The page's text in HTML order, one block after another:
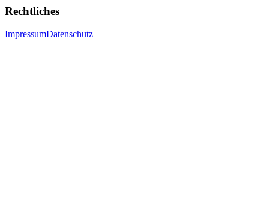
Rechtliches
ImpressumDatenschutz